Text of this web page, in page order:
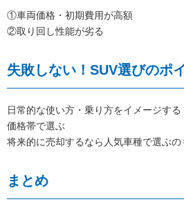
①車両価格・初期費用が高額
②取り回し性能が劣る
失敗しない！SUV選びのポ
日常的な使い方・乗り方をイメージする
価格帯で選ぶ
将来的に売却するなら人気車種で選ぶの
まとめ